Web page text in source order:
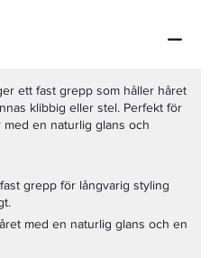
ett fast grepp som håller håret
klibbig eller stel. Perfekt för
en naturlig glans och
grepp för långvarig styling
med en naturlig glans och en